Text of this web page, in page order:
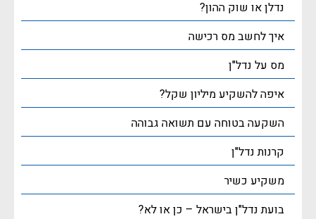
נדלן או שוק ההון?
איך לחשב מס רכישה
מס על נדל"ן
איפה להשקיע מיליון שקל?
השקעה בטוחה עם תשואה גבוהה
קרנות נדל"ן
משקיע כשיר
בועת נדל"ן בישראל – כן או לא?